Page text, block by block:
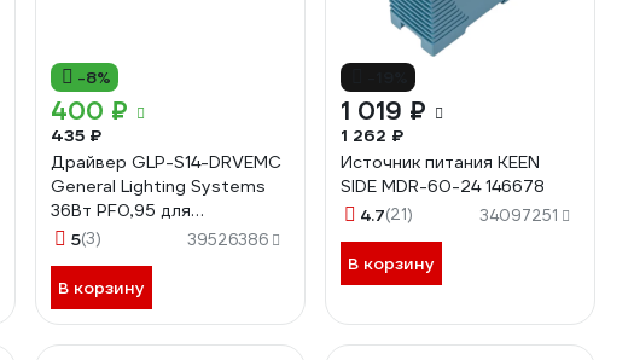
-8%
400 ₽
435 ₽
Драйвер GLP-S14-DRVEMC
General Lighting Systems
36Вт PF0,95 для
светодиодной панели GLP-
5(3) 39526386
В корзину
1 019 ₽
1 262 ₽
Источник питания KEEN
SIDE MDR-60-24 146678
4.7(21) 34097251
В корзину